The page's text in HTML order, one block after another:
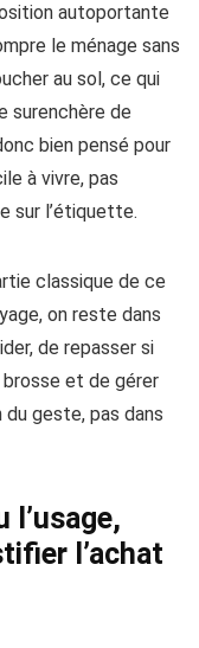
autoportante
le ménage sans
au sol, ce qui
surenchère de
bien pensé pour
à vivre, pas
sur l’étiquette.
classique de ce
on reste dans
de repasser si
brosse et de gérer
du geste, pas dans
l’usage,
l’achat